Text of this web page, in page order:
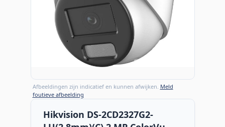
Afbeeldingen zijn indicatief en kunnen afwijken. Meld
foutieve afbeelding
Hikvision DS-2CD2327G2-